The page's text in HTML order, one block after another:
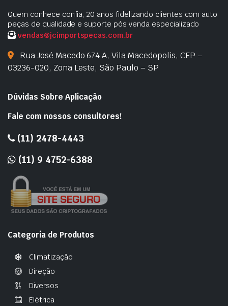
Quem conhece confia, 20 anos fidelizando clientes com auto
peças de qualidade e suporte pós venda especializado
vendas@jcimportspecas.com.br
Rua José Macedo 674 A, Vila Macedopolis, CEP –
03236-020, Zona Leste, São Paulo – SP
Dúvidas Sobre Aplicação
Fale com nossos consultores!
(11) 2478-4443
(11) 9 4752-6388
Categoria de Produtos
Climatização
Direção
Diversos
Elétrica